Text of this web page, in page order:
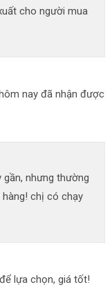
cho người mua
nay đã nhận được
gần, nhưng thường
hàng! chị có chạy
lựa chọn, giá tốt!